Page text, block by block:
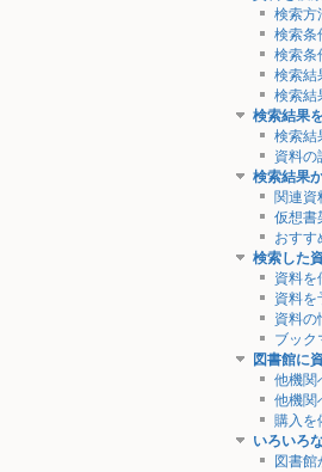
検索方
検索条
検索条
検索結
検索結
検索結果
検索結
資料の
検索結果
関連資
仮想書
おすす
検索した
資料を
資料を
資料の
ブック
図書館に
他機関
他機関
購入を
いろいろ
図書